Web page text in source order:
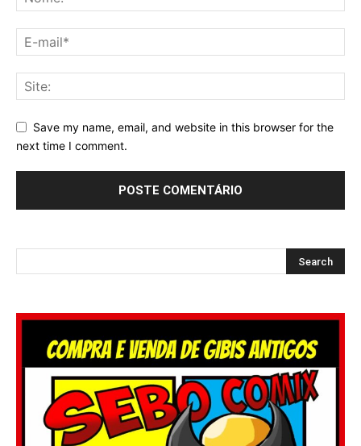
Save my name, email, and website in this browser for the
next time I comment.